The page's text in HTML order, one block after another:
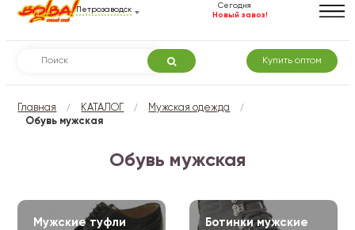
Петрозаводск
Сегодня
Новый завоз!
Купить оптом
Главная / КАТАЛОГ / Мужская одежда /
Обувь мужская
Обувь мужская
Мужские туфли Ботинки мужские